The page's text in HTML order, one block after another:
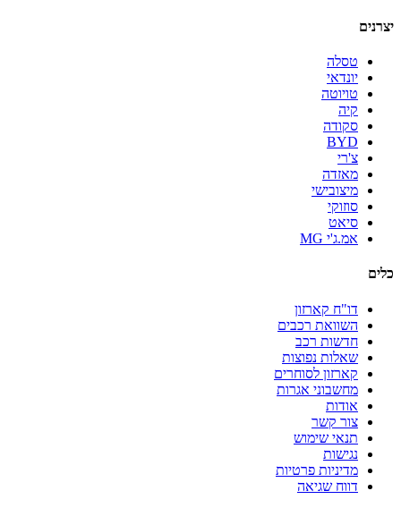
יצרנים
טסלה
יונדאי
טויוטה
קיה
סקודה
BYD
צ'רי
מאזדה
מיצובישי
סוזוקי
סיאט
אמ.ג'י MG
כלים
דו"ח קארזון
השוואת רכבים
חדשות רכב
שאלות נפוצות
קארזון לסוחרים
מחשבוני אגרות
אודות
צור קשר
תנאי שימוש
נגישות
מדיניות פרטיות
דווח שגיאה